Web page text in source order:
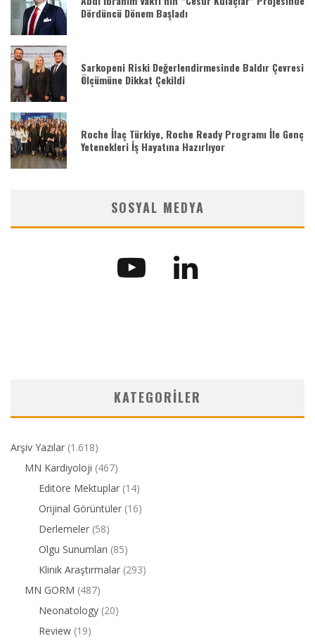
Dördüncü Dönem Başladı
Sarkopeni Riski Değerlendirmesinde Baldır Çevresi
Ölçümüne Dikkat Çekildi
Roche İlaç Türkiye, Roche Ready Programı İle Genç
Yetenekleri İş Hayatına Hazırlıyor
SOSYAL MEDYA
KATEGORILER
Arşiv Yazılar (1.618)
MN Kardiyoloji (467)
Editöre Mektuplar (14)
Orijinal Görüntüler (16)
Derlemeler (58)
Olgu Sunumları (85)
Klinik Araştırmalar (293)
MN GORM (487)
Neonatology (20)
Review (19)